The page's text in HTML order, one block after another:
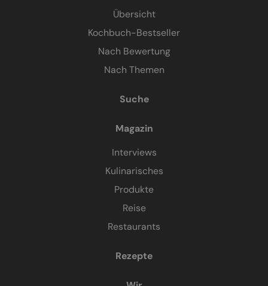
Übersicht
Kochbuch-Bestseller
Nach Bewertung
Nach Themen
Suche
Magazin
Interviews
Kulinarisches
Produkte
Reise
Restaurants
Rezepte